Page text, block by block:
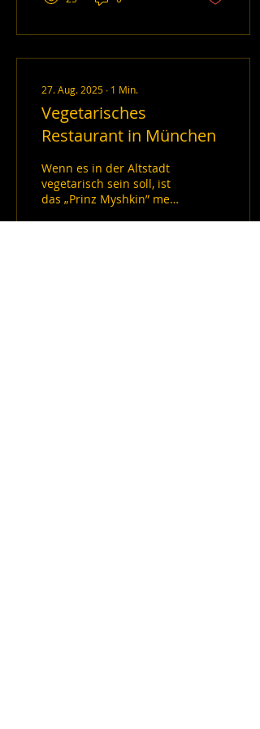
27. Aug. 2025 ∙ 1 Min.
Vegetarisches
Restaurant in München
Wenn es in der Altstadt
vegetarisch sein soll, ist
das „Prinz Myshkin” mein